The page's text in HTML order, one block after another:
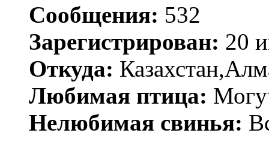
Сообщения: 532
Зарегистрирован: 20
Откуда:
Любимая птица:
Нелюбимая свинья: